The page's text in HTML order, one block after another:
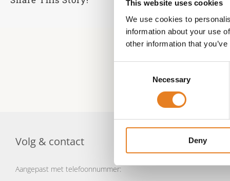
This website uses cookies
We use cookies to
information about your use
other information that
Necessary
Deny
Volg & contact
Aangepast met telefoonnummer: